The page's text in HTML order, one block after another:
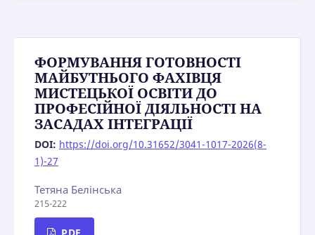
ФОРМУВАННЯ ГОТОВНОСТІ
МАЙБУТНЬОГО ФАХІВЦЯ
МИСТЕЦЬКОЇ ОСВІТИ ДО
ПРОФЕСІЙНОЇ ДІЯЛЬНОСТІ НА
ЗАСАДАХ ІНТЕГРАЦІЇ
DOI: https://doi.org/10.31652/3041-1017-2026(8-
1)-27
Тетяна Белінська
215-222